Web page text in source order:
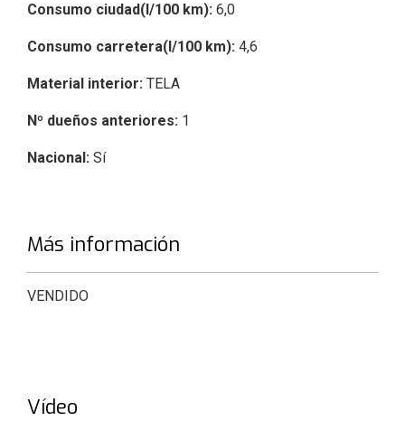
Consumo ciudad(l/100 km): 6,0
Consumo carretera(l/100 km): 4,6
Material interior: TELA
Nº dueños anteriores: 1
Nacional: Sí
Más información
VENDIDO
Vídeo